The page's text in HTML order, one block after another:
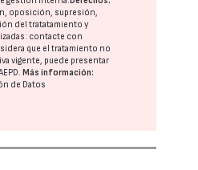
oposición, supresión,
del tratatamiento y
contacte con
que el tratamiento no
vigente, puede presentar
. Más información:
de Datos